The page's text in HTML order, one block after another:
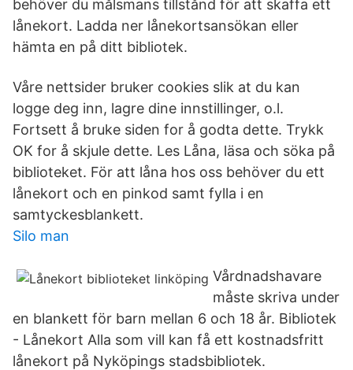
behöver du målsmans tillstånd för att skaffa ett
lånekort. Ladda ner lånekortsansökan eller
hämta en på ditt bibliotek.
Våre nettsider bruker cookies slik at du kan
logge deg inn, lagre dine innstillinger, o.l.
Fortsett å bruke siden for å godta dette. Trykk
OK for å skjule dette. Les Låna, läsa och söka på
biblioteket. För att låna hos oss behöver du ett
lånekort och en pinkod samt fylla i en
samtyckesblankett.
Silo man
Vårdnadshavare
måste skriva under
en blankett för barn mellan 6 och 18 år. Bibliotek
- Lånekort Alla som vill kan få ett kostnadsfritt
lånekort på Nyköpings stadsbibliotek.